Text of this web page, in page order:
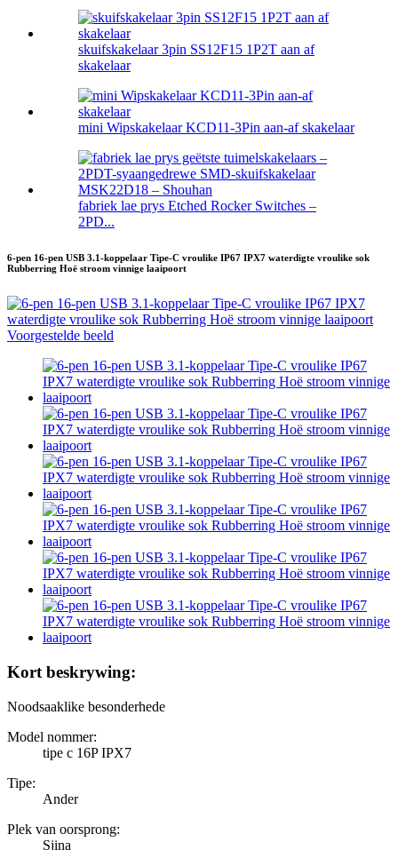
skuifskakelaar 3pin SS12F15 1P2T aan af
skakelaar
mini Wipskakelaar KCD11-3Pin aan-af skakelaar
fabriek lae prys Etched Rocker Switches –
2PD...
6-pen 16-pen USB 3.1-koppelaar Tipe-C vroulike IP67 IPX7 waterdigte vroulike sok
Rubberring Hoë stroom vinnige laaipoort
Kort beskrywing:
Noodsaaklike besonderhede
Model nommer:
tipe c 16P IPX7
Tipe:
Ander
Plek van oorsprong:
Sjina